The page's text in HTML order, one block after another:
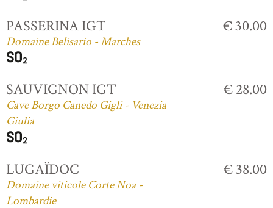
PASSERINA IGT
Domaine Belisario - Marches
€ 30.00
SAUVIGNON IGT
Cave Borgo Canedo Gigli - Venezia
Giulia
€ 28.00
LUGAÏDOC
Domaine viticole Corte Noa -
Lombardie
€ 38.00